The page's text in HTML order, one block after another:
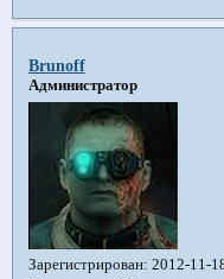
Brunoff
Администратор
Зарегистрирован: 2012-11-